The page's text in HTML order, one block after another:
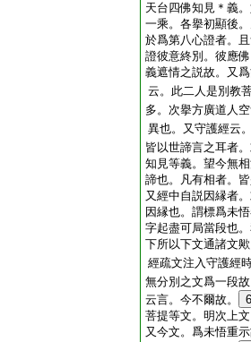
天台四佛知見＊義
一乘。各擧初顯後
於爲第八心證者。
證彼意終別。彼應
義遮情之説故。又
云。此二人是別教
多。次擧方廣道人
異也。又守護經云
皆以世諦言之耳者
知見等義。望今無
諦也。凡有相者。
又經中自説因縁者
因縁也。謂標爲未
字起盡可局當段也
下所以下文通諸文
經疏文注入守護經
無分別之文爲一段
云言。今不爾故。
6
菩提等文。明次上
又今文。爲未悟重